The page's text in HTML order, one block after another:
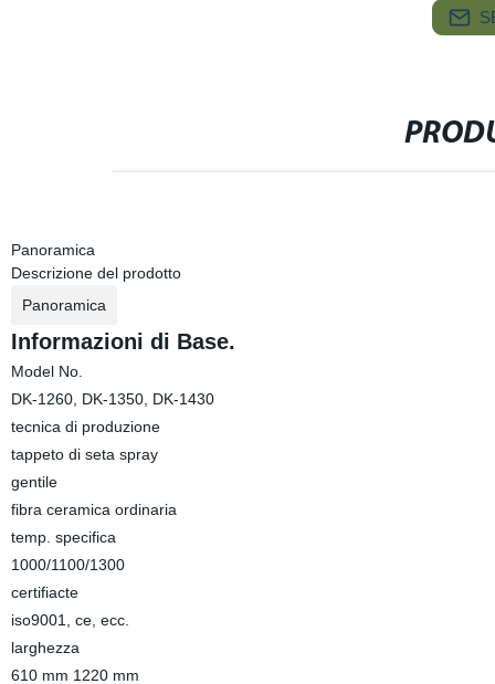
Panoramica
Descrizione del prodotto
Panoramica
Informazioni di Base.
Model No.
DK-1260, DK-1350, DK-1430
tecnica di produzione
tappeto di seta spray
gentile
fibra ceramica ordinaria
temp. specifica
1000/1100/1300
certifiacte
iso9001, ce, ecc.
larghezza
610 mm 1220 mm